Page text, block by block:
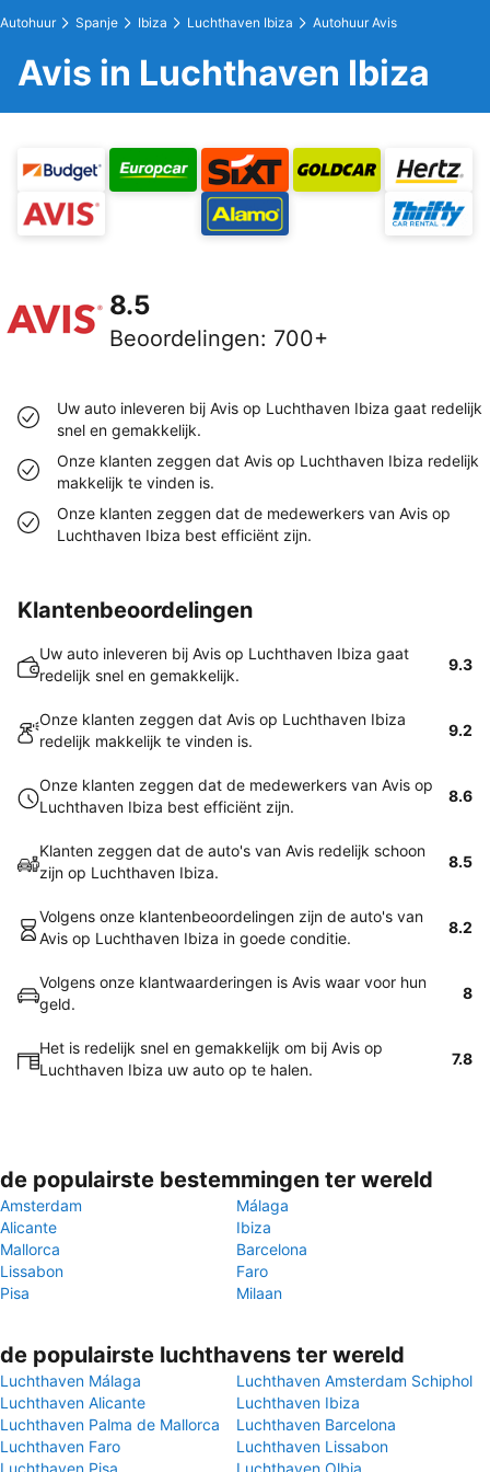
Autohuur Spanje Ibiza Luchthaven Ibiza Autohuur Avis
Avis in Luchthaven Ibiza
8.5
Beoordelingen: 700+
Uw auto inleveren bij Avis op Luchthaven Ibiza gaat redelijk
snel en gemakkelijk.
Onze klanten zeggen dat Avis op Luchthaven Ibiza redelijk
makkelijk te vinden is.
Onze klanten zeggen dat de medewerkers van Avis op
Luchthaven Ibiza best efficiënt zijn.
Klantenbeoordelingen
Uw auto inleveren bij Avis op Luchthaven Ibiza gaat
redelijk snel en gemakkelijk.
9.3
Onze klanten zeggen dat Avis op Luchthaven Ibiza
redelijk makkelijk te vinden is.
9.2
Onze klanten zeggen dat de medewerkers van Avis op
Luchthaven Ibiza best efficiënt zijn.
8.6
Klanten zeggen dat de auto's van Avis redelijk schoon
zijn op Luchthaven Ibiza.
8.5
Volgens onze klantenbeoordelingen zijn de auto's van
Avis op Luchthaven Ibiza in goede conditie.
8.2
Volgens onze klantwaarderingen is Avis waar voor hun
geld.
8
Het is redelijk snel en gemakkelijk om bij Avis op
Luchthaven Ibiza uw auto op te halen.
7.8
de populairste bestemmingen ter wereld
Amsterdam
Málaga
Alicante
Ibiza
Mallorca
Barcelona
Lissabon
Faro
Pisa
Milaan
de populairste luchthavens ter wereld
Luchthaven Málaga
Luchthaven Amsterdam Schiphol
Luchthaven Alicante
Luchthaven Ibiza
Luchthaven Palma de Mallorca
Luchthaven Barcelona
Luchthaven Faro
Luchthaven Lissabon
Luchthaven Pisa
Luchthaven Olbia